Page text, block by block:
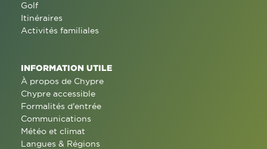
Golf
Itinéraires
Activités familiales
INFORMATION UTILE
À propos de Chypre
Chypre accessible
Formalités d'entrée
Communications
Météo et climat
Langues & Régions